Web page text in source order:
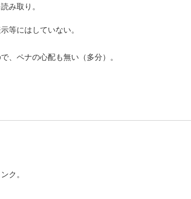
み取り。
等にはしていない。
、ペナの心配も無い（多分）。
ク。